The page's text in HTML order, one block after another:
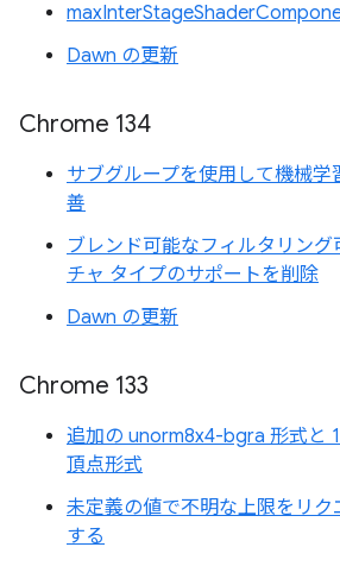
Dawn の更新
Chrome 134
サブグループを使用して機械
善
ブレンド可能なフィルタリン
チャ タイプのサポートを削除
Dawn の更新
Chrome 133
追加の unorm8x4-bgra 形式と
頂点形式
未定義の値で不明な上限をリク
する